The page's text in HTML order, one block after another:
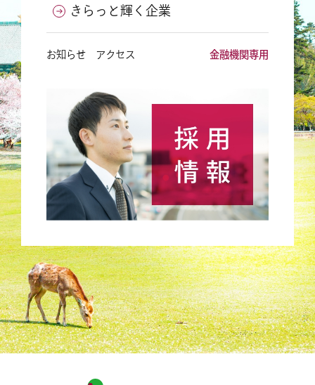
きらっと輝く企業
お知らせ アクセス 金融機関専用